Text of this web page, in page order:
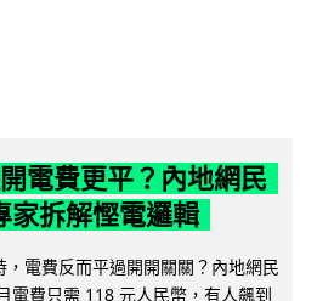
電費更平？內地網民
家拆解慳電邏輯
電費反而平過開開關關？內地網民
電費只需 118 元人民幣，有人飆到